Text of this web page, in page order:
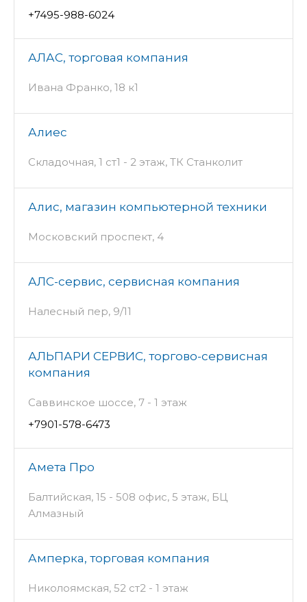
+7495-988-6024
АЛАС, торговая компания
Ивана Франко, 18 к1
Алиес
Складочная, 1 ст1 - 2 этаж, ТК Станколит
Алис, магазин компьютерной техники
Московский проспект, 4
АЛС-сервис, сервисная компания
Налесный пер, 9/11
АЛЬПАРИ СЕРВИС, торгово-сервисная
компания
Саввинское шоссе, 7 - 1 этаж
+7901-578-6473
Амета Про
Балтийская, 15 - 508 офис, 5 этаж, БЦ
Алмазный
Амперка, торговая компания
Николоямская, 52 ст2 - 1 этаж